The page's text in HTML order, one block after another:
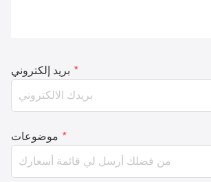
بريد إلكتروني *
موضوعات *